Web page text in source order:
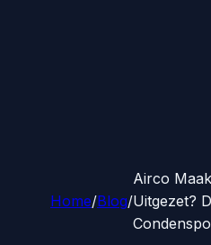
Home/Blog/
Airco
Uitgezet?